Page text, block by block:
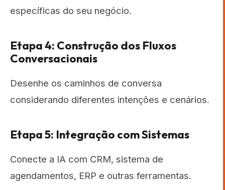
específicas do seu negócio.
Etapa 4: Construção dos Fluxos
Conversacionais
Desenhe os caminhos de conversa
considerando diferentes intenções e cenários.
Etapa 5: Integração com Sistemas
Conecte a IA com CRM, sistema de
agendamentos, ERP e outras ferramentas.